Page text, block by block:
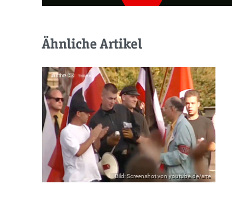
Ähnliche Artikel
Bild: Screenshot von youtube.de/arte